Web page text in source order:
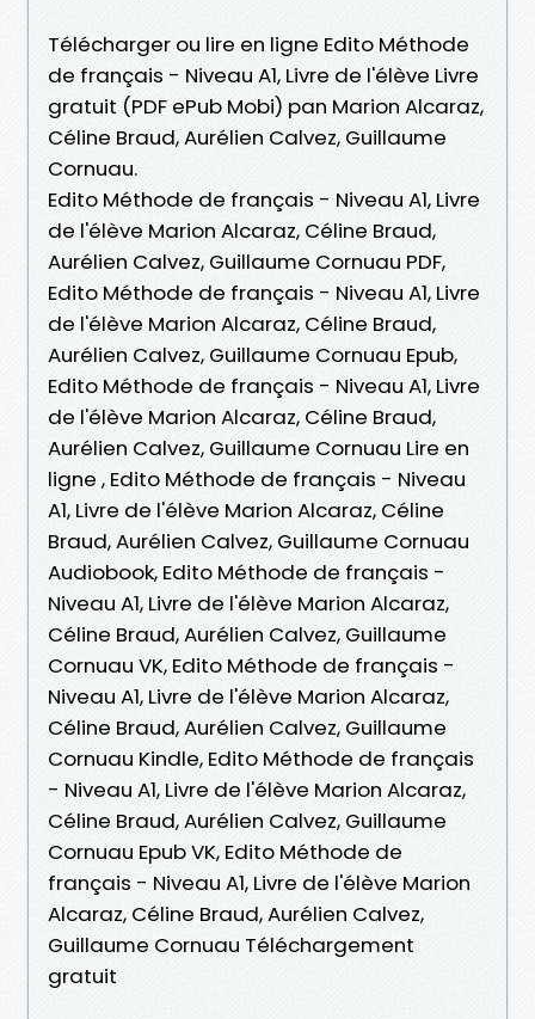
Télécharger ou lire en ligne Edito Méthode
de français - Niveau A1, Livre de l'élève Livre
gratuit (PDF ePub Mobi) pan Marion Alcaraz,
Céline Braud, Aurélien Calvez, Guillaume
Cornuau.
Edito Méthode de français - Niveau A1, Livre
de l'élève Marion Alcaraz, Céline Braud,
Aurélien Calvez, Guillaume Cornuau PDF,
Edito Méthode de français - Niveau A1, Livre
de l'élève Marion Alcaraz, Céline Braud,
Aurélien Calvez, Guillaume Cornuau Epub,
Edito Méthode de français - Niveau A1, Livre
de l'élève Marion Alcaraz, Céline Braud,
Aurélien Calvez, Guillaume Cornuau Lire en
ligne , Edito Méthode de français - Niveau
A1, Livre de l'élève Marion Alcaraz, Céline
Braud, Aurélien Calvez, Guillaume Cornuau
Audiobook, Edito Méthode de français -
Niveau A1, Livre de l'élève Marion Alcaraz,
Céline Braud, Aurélien Calvez, Guillaume
Cornuau VK, Edito Méthode de français -
Niveau A1, Livre de l'élève Marion Alcaraz,
Céline Braud, Aurélien Calvez, Guillaume
Cornuau Kindle, Edito Méthode de français
- Niveau A1, Livre de l'élève Marion Alcaraz,
Céline Braud, Aurélien Calvez, Guillaume
Cornuau Epub VK, Edito Méthode de
français - Niveau A1, Livre de l'élève Marion
Alcaraz, Céline Braud, Aurélien Calvez,
Guillaume Cornuau Téléchargement
gratuit